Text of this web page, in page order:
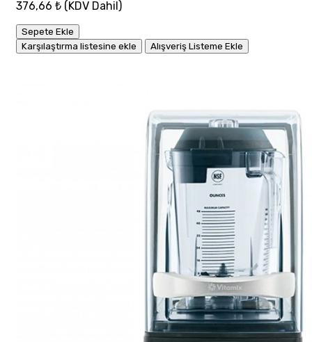
376,66 ₺ (KDV Dahil)
Sepete Ekle
Karşılaştırma listesine ekle
Alışveriş Listeme Ekle